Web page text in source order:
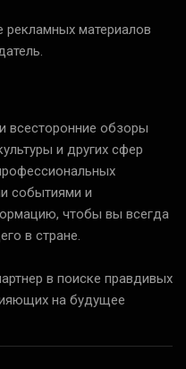
рекламных материалов
всесторонние обзоры
и других сфер
событиями и
чтобы вы всегда
в стране.
в поиске правдивых
на будущее